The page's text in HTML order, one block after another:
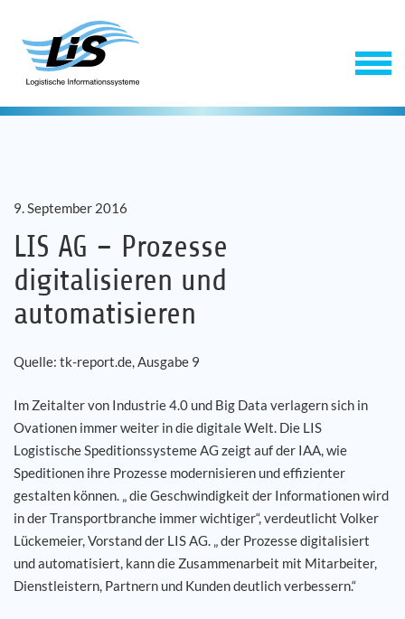
Software
Unternehmen
Karriere
Referenzen
News
Kontakt
9. September 2016
LIS AG – Prozesse
digitalisieren und
automatisieren
Quelle: tk-report.de, Ausgabe 9
Im Zeitalter von Industrie 4.0 und Big Data verlagern sich in
Ovationen immer weiter in die digitale Welt. Die LIS
Logistische Speditionssysteme AG zeigt auf der IAA, wie
Speditionen ihre Prozesse modernisieren und effizienter
gestalten können. „ die Geschwindigkeit der Informationen wird
in der Transportbranche immer wichtiger“, verdeutlicht Volker
Lückemeier, Vorstand der LIS AG. „ der Prozesse digitalisiert
und automatisiert, kann die Zusammenarbeit mit Mitarbeiter,
Dienstleistern, Partnern und Kunden deutlich verbessern.“